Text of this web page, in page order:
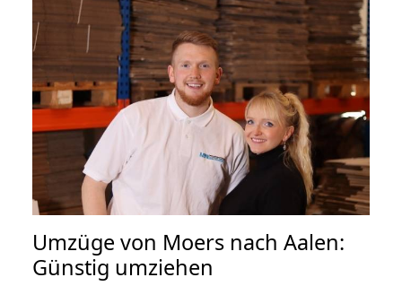
Umzüge von Moers nach Aalen:
Günstig umziehen